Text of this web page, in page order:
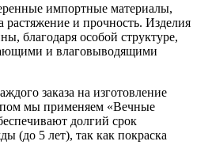
импортные материалы,
и прочность. Изделия
благодаря особой структуре,
и влаговыводящими
заказа на изготовление
мы применяем «Вечные
долгий срок
(до 5 лет), так как покраска